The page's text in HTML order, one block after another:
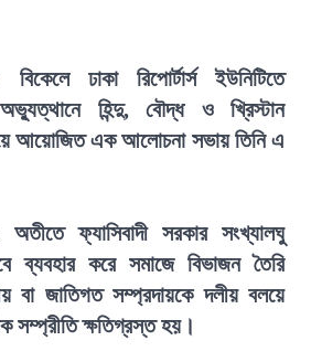
ঢাকা রিপোর্টার্স ইউনিটিতে
হিন্দু, বৌদ্ধ ও খ্রিস্টান
আয়োজিত এক আলোচনা সভায় তিনি এ
ফ্যাসিবাদী সরকার সংখ্যালঘু
ব্যবহার করে সমাজে বিভাজন তৈরি
বা জাতিগত সম্প্রদায়কে দলীয় বলয়ে
সম্প্রীতি ক্ষতিগ্রস্ত হয়।